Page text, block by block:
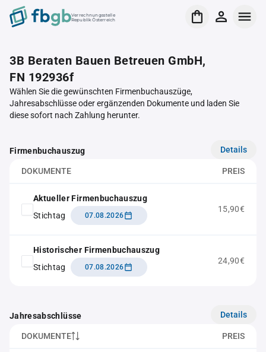
Verrechnungsstelle
Republik Österreich
3B Beraten Bauen Betreuen GmbH,
FN 192936f
Wählen Sie die gewünschten Firmenbuchauszüge,
Jahresabschlüsse oder ergänzenden Dokumente und laden Sie
diese sofort nach Zahlung herunter.
Firmenbuchauszug Details
DOKUMENTE PREIS
Aktueller Firmenbuchauszug
Stichtag
07.08.2026
15,90€
Historischer Firmenbuchauszug
Stichtag
07.08.2026
24,90€
Jahresabschlüsse Details
DOKUMENTE PREIS